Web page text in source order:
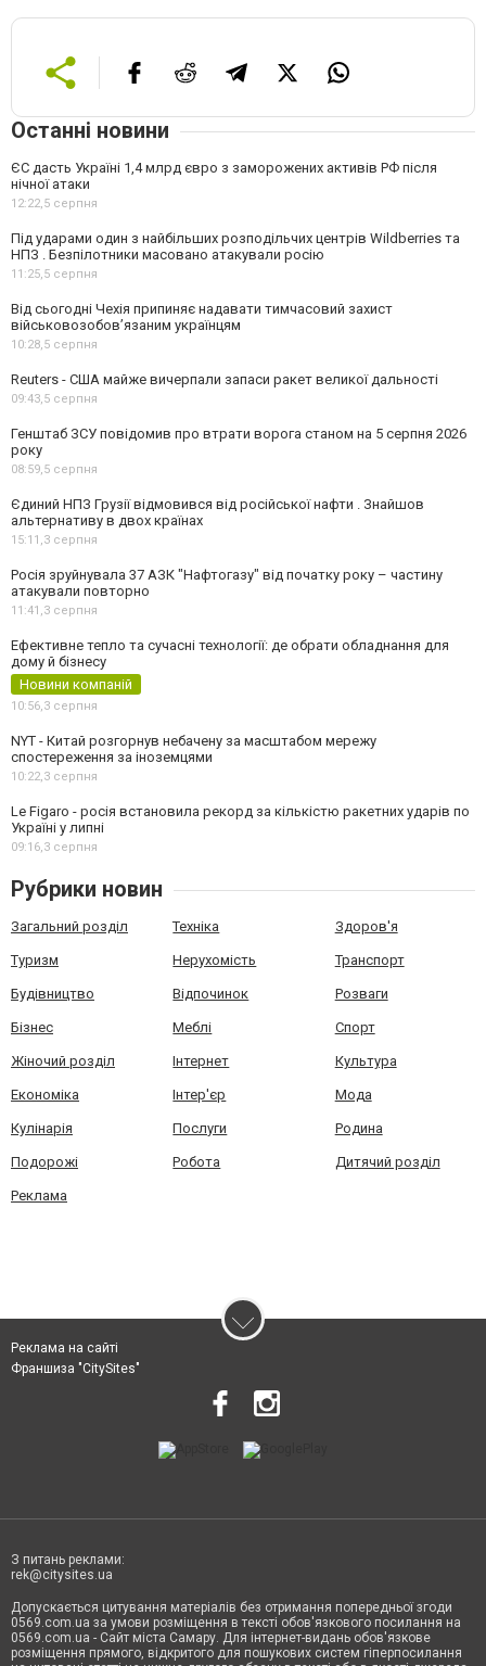
Останні новини
ЄС дасть Україні 1,4 млрд євро з заморожених активів РФ після
нічної атаки
12:22,5 серпня
Під ударами один з найбільших розподільчих центрів Wildberries та
НПЗ . Безпілотники масовано атакували росію
11:25,5 серпня
Від сьогодні Чехія припиняє надавати тимчасовий захист
військовозобов’язаним українцям
10:28,5 серпня
Reuters - США майже вичерпали запаси ракет великої дальності
09:43,5 серпня
Генштаб ЗСУ повідомив про втрати ворога станом на 5 серпня 2026
року
08:59,5 серпня
Єдиний НПЗ Грузії відмовився від російської нафти . Знайшов
альтернативу в двох країнах
15:11,3 серпня
Росія зруйнувала 37 АЗК "Нафтогазу" від початку року – частину
атакували повторно
11:41,3 серпня
Ефективне тепло та сучасні технології: де обрати обладнання для
дому й бізнесу
Новини компаній
10:56,3 серпня
NYT - Китай розгорнув небачену за масштабом мережу
спостереження за іноземцями
10:22,3 серпня
Le Figaro - росія встановила рекорд за кількістю ракетних ударів по
Україні у липні
09:16,3 серпня
Рубрики новин
Загальний розділ Техніка Здоров'я
Туризм Нерухомість Транспорт
Будівництво Відпочинок Розваги
Бізнес Меблі Спорт
Жіночий розділ Інтернет Культура
Економіка Інтер'єр Мода
Кулінарія Послуги Родина
Подорожі Робота Дитячий розділ
Реклама
Реклама на сайті
Франшиза "CitySites"
З питань реклами:
rek@citysites.ua
Допускається цитування матеріалів без отримання попередньої згоди
0569.com.ua за умови розміщення в тексті обов'язкового посилання на
0569.com.ua - Сайт міста Самару. Для інтернет-видань обов'язкове
розміщення прямого, відкритого для пошукових систем гіперпосилання